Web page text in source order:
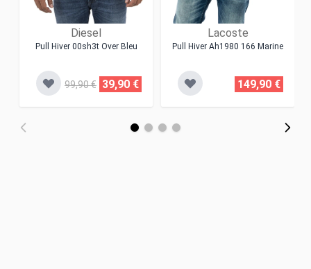
Diesel
Pull Hiver 00sh3t Over Bleu
99,90 € 39,90 €
Lacoste
Pull Hiver Ah1980 166 Marine
149,90 €